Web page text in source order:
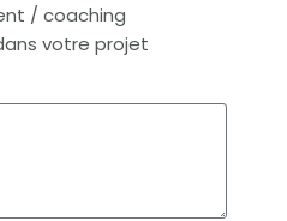
/ coaching
votre projet